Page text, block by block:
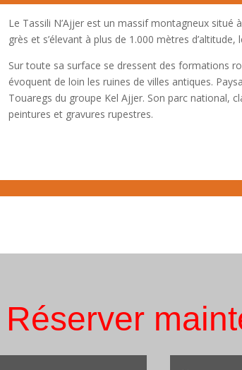
Le Tassili N’Ajjer est un massif montagneux situé
grès et s’élevant à plus de 1.000 mètres d’altitude,
Sur toute sa surface se dressent des formations
évoquent de loin les ruines de villes antiques.
Touaregs du groupe Kel Ajjer. Son parc national,
peintures et gravures rupestres.
Réserver